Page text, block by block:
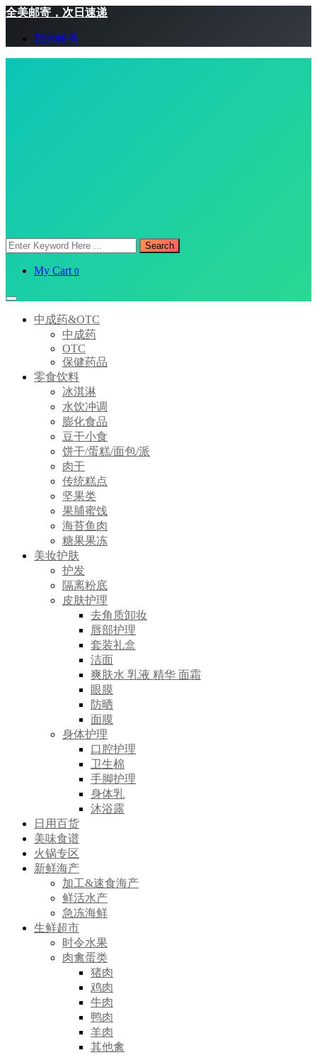
全美邮寄，次日速递
我的帐号
Search
My Cart 0
中成药&OTC
中成药
OTC
保健药品
零食饮料
冰淇淋
水饮冲调
膨化食品
豆干小食
饼干/蛋糕/面包/派
肉干
传统糕点
坚果类
果脯蜜饯
海苔鱼肉
糖果果冻
美妆护肤
护发
隔离粉底
皮肤护理
去角质卸妆
唇部护理
套装礼盒
洁面
爽肤水 乳液 精华 面霜
眼膜
防晒
面膜
身体护理
口腔护理
卫生棉
手脚护理
身体乳
沐浴露
日用百货
美味食谱
火锅专区
新鲜海产
加工&速食海产
鲜活水产
急冻海鲜
生鲜超市
时令水果
肉禽蛋类
猪肉
鸡肉
牛肉
鸭肉
羊肉
其他禽